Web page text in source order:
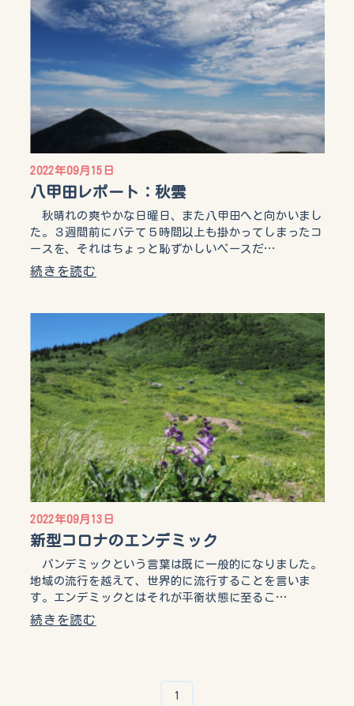
2022年09月15日
八甲田レポート：秋雲
秋晴れの爽やかな日曜日、また八甲田へと向かいまし
た。３週間前にバテて５時間以上も掛かってしまったコ
ースを、それはちょっと恥ずかしいペースだ…
続きを読む
2022年09月13日
新型コロナのエンデミック
パンデミックという言葉は既に一般的になりました。
地域の流行を越えて、世界的に流行することを言いま
す。エンデミックとはそれが平衡状態に至るこ…
続きを読む
1